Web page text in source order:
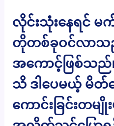
လိုင်းသုံးနေရင် မ
တိုတစ်ခုဝင်လာသ
အကောင့်ဖြစ်သည်
သိ ဒါပေမယ့် မိတ်
ကောင်းခြင်းတမျို